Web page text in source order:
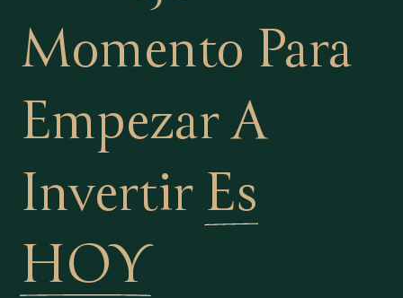
Momento Para
Empezar A
Invertir Es
HOY